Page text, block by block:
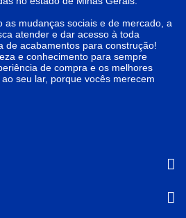
as mudanças sociais e de mercado, a
atender e dar acesso à toda
de acabamentos para construção!
e conhecimento para sempre
de compra e os melhores
seu lar, porque vocês merecem